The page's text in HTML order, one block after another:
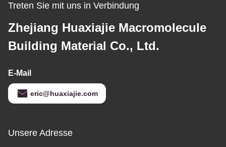
Treten Sie mit uns in Verbindung
Zhejiang Huaxiajie Macromolecule
Building Material Co., Ltd.
E-Mail
eric@huaxiajie.com
Unsere Adresse